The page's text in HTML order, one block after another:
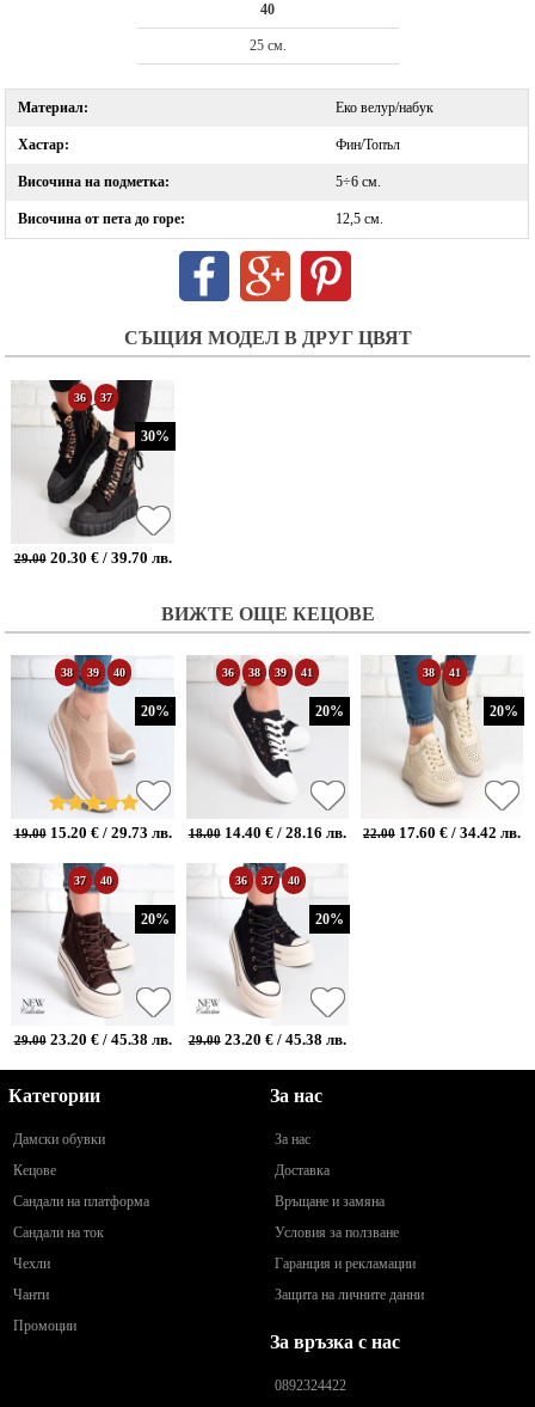
40
25 см.
Материал: Еко велур/набук
Хастар: Фин/Топъл
Височина на подметка: 5÷6 см.
Височина от пета до горе: 12,5 см.
СЪЩИЯ МОДЕЛ В ДРУГ ЦВЯТ
30%
36 37
29.0020.30 € / 39.70 лв.
ВИЖТЕ ОЩЕ КЕЦОВЕ
20%
38 39 40
19.0015.20 € / 29.73 лв.
20%
36 38 39 41
18.0014.40 € / 28.16 лв.
20%
38 41
22.0017.60 € / 34.42 лв.
20%
37 40
29.0023.20 € / 45.38 лв.
20%
36 37 40
29.0023.20 € / 45.38 лв.
Категории
Дамски обувки
Кецове
Сандали на платформа
Сандали на ток
Чехли
Чанти
Промоции
За нас
За нас
Доставка
Връщане и замяна
Условия за ползване
Гаранция и рекламации
Защита на личните данни
За връзка с нас
0892324422